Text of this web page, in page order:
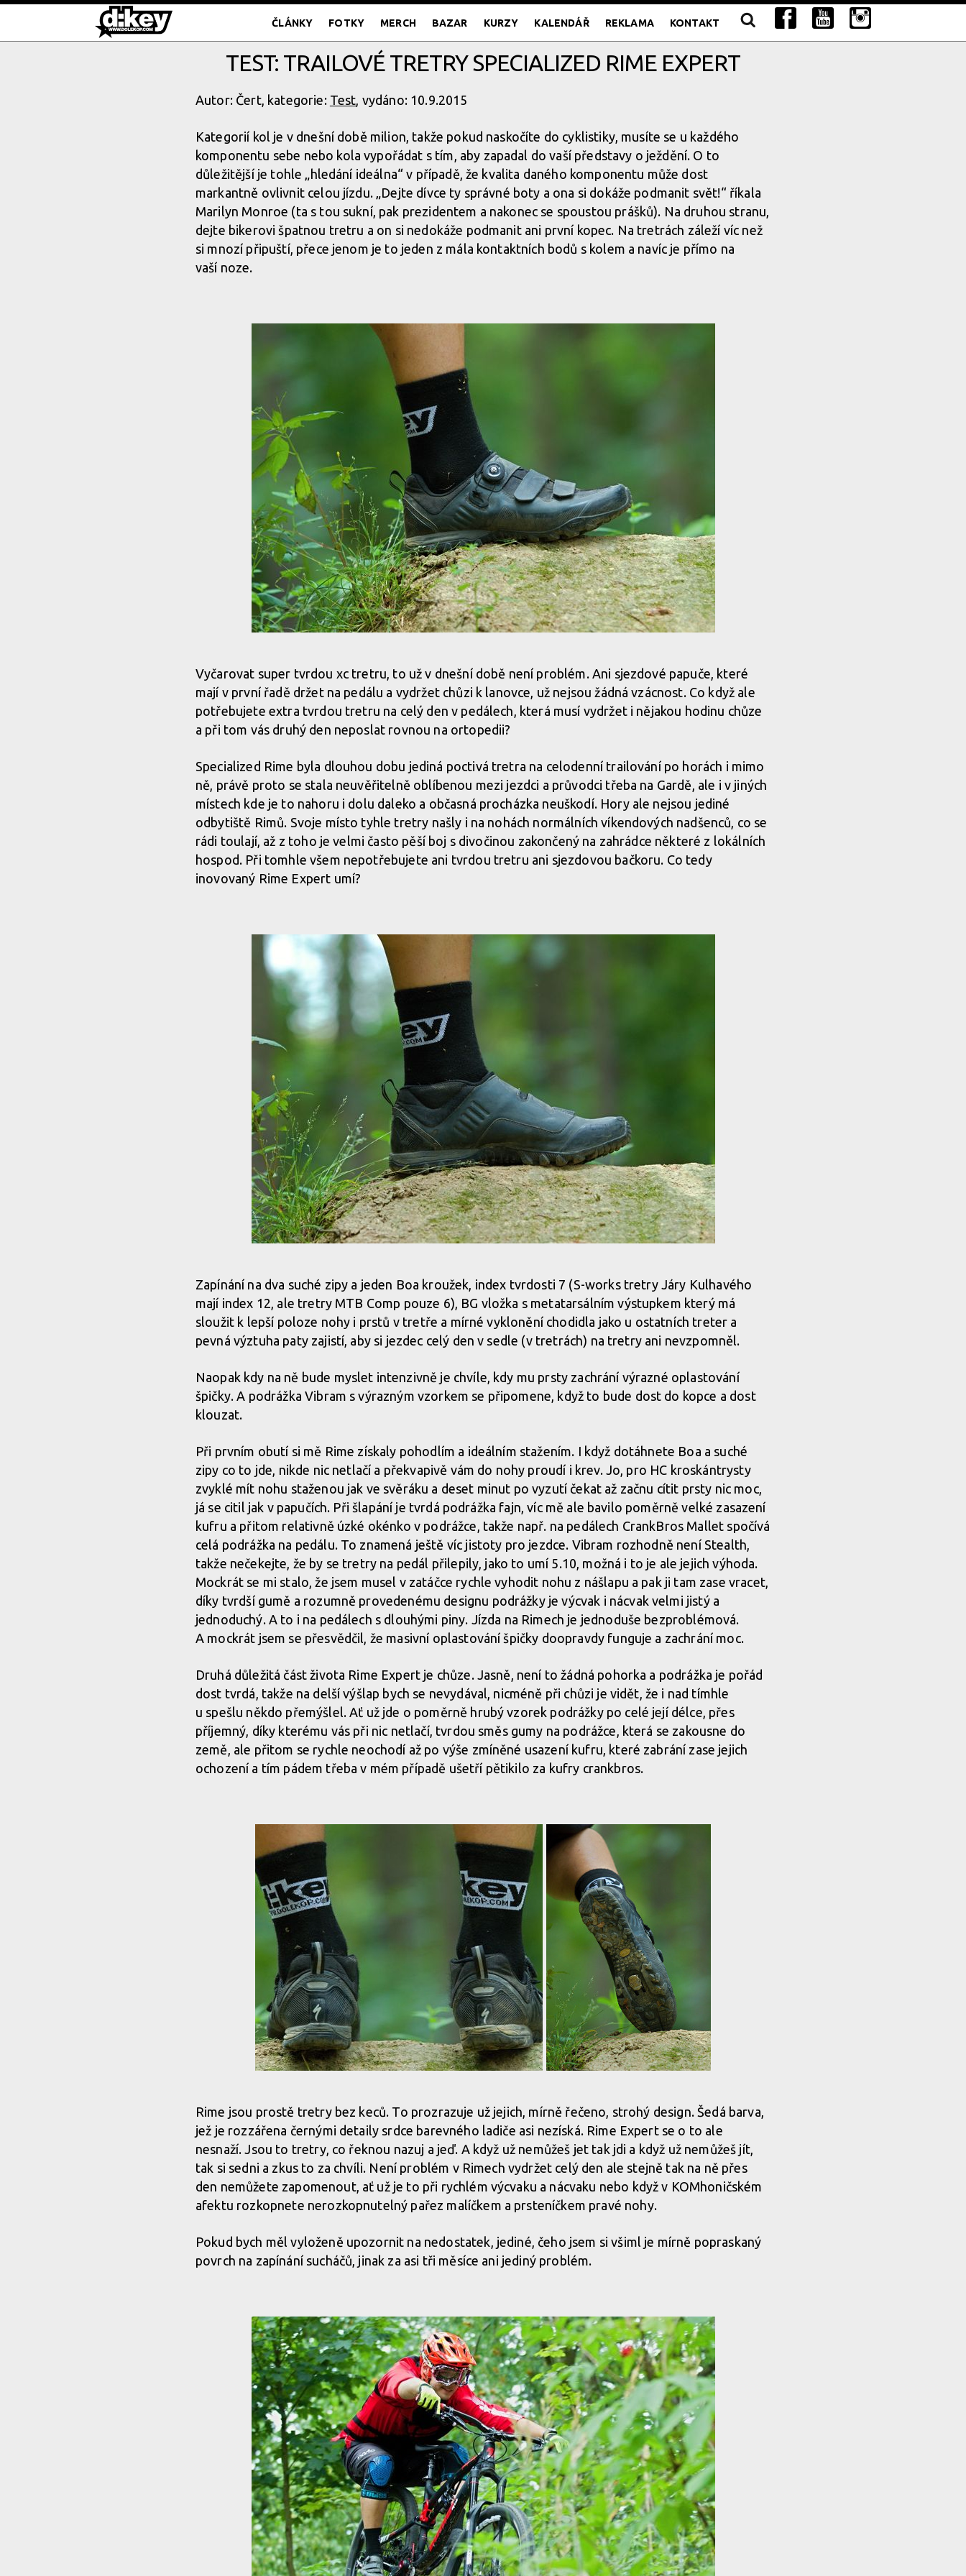
ČLÁNKY FOTKY MERCH BAZAR KURZY KALENDÁŘ REKLAMA KONTAKT
TEST: TRAILOVÉ TRETRY SPECIALIZED RIME EXPERT
Autor: Čert, kategorie: Test, vydáno: 10.9.2015
Kategorií kol je v dnešní době milion, takže pokud naskočíte do cyklistiky, musíte se u každého
komponentu sebe nebo kola vypořádat s tím, aby zapadal do vaší představy o ježdění. O to
důležitější je tohle „hledání ideálna“ v případě, že kvalita daného komponentu může dost
markantně ovlivnit celou jízdu. „Dejte dívce ty správné boty a ona si dokáže podmanit svět!“ říkala
Marilyn Monroe (ta s tou sukní, pak prezidentem a nakonec se spoustou prášků). Na druhou stranu,
dejte bikerovi špatnou tretru a on si nedokáže podmanit ani první kopec. Na tretrách záleží víc než
si mnozí připuští, přece jenom je to jeden z mála kontaktních bodů s kolem a navíc je přímo na
vaší noze.
Vyčarovat super tvrdou xc tretru, to už v dnešní době není problém. Ani sjezdové papuče, které
mají v první řadě držet na pedálu a vydržet chůzi k lanovce, už nejsou žádná vzácnost. Co když ale
potřebujete extra tvrdou tretru na celý den v pedálech, která musí vydržet i nějakou hodinu chůze
a při tom vás druhý den neposlat rovnou na ortopedii?
Specialized Rime byla dlouhou dobu jediná poctivá tretra na celodenní trailování po horách i mimo
ně, právě proto se stala neuvěřitelně oblíbenou mezi jezdci a průvodci třeba na Gardě, ale i v jiných
místech kde je to nahoru i dolu daleko a občasná procházka neuškodí. Hory ale nejsou jediné
odbytiště Rimů. Svoje místo tyhle tretry našly i na nohách normálních víkendových nadšenců, co se
rádi toulají, až z toho je velmi často pěší boj s divočinou zakončený na zahrádce některé z lokálních
hospod. Při tomhle všem nepotřebujete ani tvrdou tretru ani sjezdovou bačkoru. Co tedy
inovovaný Rime Expert umí?
Zapínání na dva suché zipy a jeden Boa kroužek, index tvrdosti 7 (S-works tretry Járy Kulhavého
mají index 12, ale tretry MTB Comp pouze 6), BG vložka s metatarsálním výstupkem který má
sloužit k lepší poloze nohy i prstů v tretře a mírné vyklonění chodidla jako u ostatních treter a
pevná výztuha paty zajistí, aby si jezdec celý den v sedle (v tretrách) na tretry ani nevzpomněl.
Naopak kdy na ně bude myslet intenzivně je chvíle, kdy mu prsty zachrání výrazné oplastování
špičky. A podrážka Vibram s výrazným vzorkem se připomene, když to bude dost do kopce a dost
klouzat.
Při prvním obutí si mě Rime získaly pohodlím a ideálním stažením. I když dotáhnete Boa a suché
zipy co to jde, nikde nic netlačí a překvapivě vám do nohy proudí i krev. Jo, pro HC kroskántrysty
zvyklé mít nohu staženou jak ve svěráku a deset minut po vyzutí čekat až začnu cítit prsty nic moc,
já se citil jak v papučích. Při šlapání je tvrdá podrážka fajn, víc mě ale bavilo poměrně velké zasazení
kufru a přitom relativně úzké okénko v podrážce, takže např. na pedálech CrankBros Mallet spočívá
celá podrážka na pedálu. To znamená ještě víc jistoty pro jezdce. Vibram rozhodně není Stealth,
takže nečekejte, že by se tretry na pedál přilepily, jako to umí 5.10, možná i to je ale jejich výhoda.
Mockrát se mi stalo, že jsem musel v zatáčce rychle vyhodit nohu z nášlapu a pak ji tam zase vracet,
díky tvrdší gumě a rozumně provedenému designu podrážky je výcvak i nácvak velmi jistý a
jednoduchý. A to i na pedálech s dlouhými piny. Jízda na Rimech je jednoduše bezproblémová.
A mockrát jsem se přesvědčil, že masivní oplastování špičky doopravdy funguje a zachrání moc.
Druhá důležitá část života Rime Expert je chůze. Jasně, není to žádná pohorka a podrážka je pořád
dost tvrdá, takže na delší výšlap bych se nevydával, nicméně při chůzi je vidět, že i nad tímhle
u spešlu někdo přemýšlel. Ať už jde o poměrně hrubý vzorek podrážky po celé její délce, přes
příjemný, díky kterému vás při nic netlačí, tvrdou směs gumy na podrážce, která se zakousne do
země, ale přitom se rychle neochodí až po výše zmíněné usazení kufru, které zabrání zase jejich
ochození a tím pádem třeba v mém případě ušetří pětikilo za kufry crankbros.
Rime jsou prostě tretry bez keců. To prozrazuje už jejich, mírně řečeno, strohý design. Šedá barva,
jež je rozzářena černými detaily srdce barevného ladiče asi nezíská. Rime Expert se o to ale
nesnaží. Jsou to tretry, co řeknou nazuj a jeď. A když už nemůžeš jet tak jdi a když už nemůžeš jít,
tak si sedni a zkus to za chvíli. Není problém v Rimech vydržet celý den ale stejně tak na ně přes
den nemůžete zapomenout, ať už je to při rychlém výcvaku a nácvaku nebo když v KOMhoničském
afektu rozkopnete nerozkopnutelný pařez malíčkem a prsteníčkem pravé nohy.
Pokud bych měl vyloženě upozornit na nedostatek, jediné, čeho jsem si všiml je mírně popraskaný
povrch na zapínání sucháčů, jinak za asi tři měsíce ani jediný problém.